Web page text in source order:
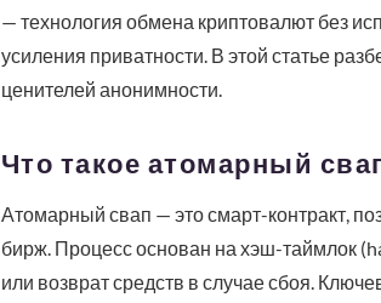
— технология обмена криптовалют без
усиления приватности. В этой статье
ценителей анонимности.
Что такое атомарный
Атомарный свап — это смарт-контракт,
бирж. Процесс основан на хэш-таймлок
или возврат средств в случае сбоя.